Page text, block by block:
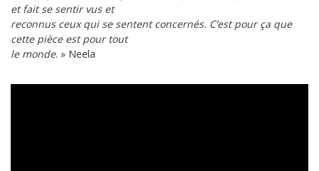
et fait se sentir vus et
reconnus ceux qui se sentent concernés. C’est pour ça que
cette pièce est pour tout
le monde. » Neela